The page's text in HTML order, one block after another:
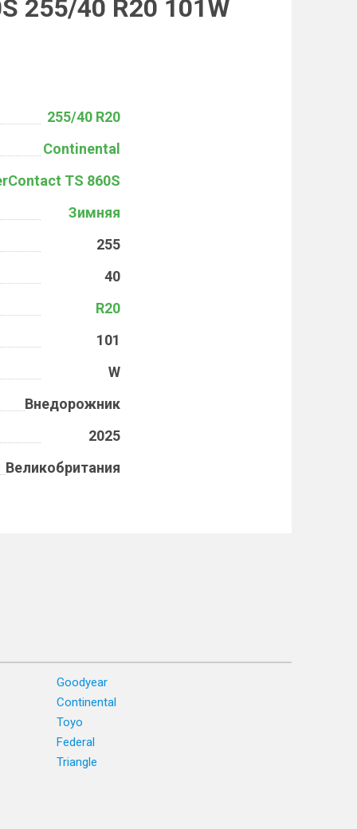
255/40 R20 101W
255/40 R20
Continental
TS 860S
Зимняя
255
40
R20
101
W
Внедорожник
2025
Великобритания
Goodyear
Continental
Toyo
Federal
Triangle